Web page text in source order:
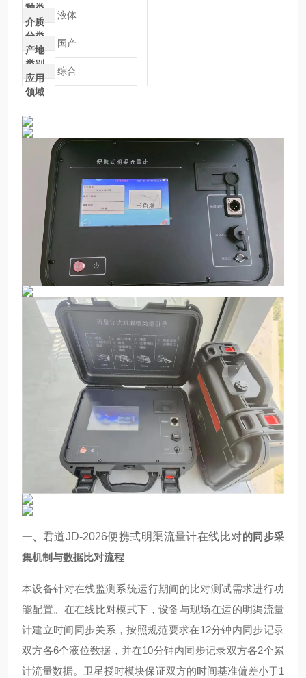
种类
介质
分类
液体
产地
类别
国产
应用
领域
综合
一、 君道JD-2026便携式明渠流量计在线比对的同步采
集机制与数据比对流程
本设备针对在线监测系统运行期间的比对测试需求进行功
能配置。在在线比对模式下，设备与现场在运的明渠流量
计建立时间同步关系，按照规范要求在12分钟内同步记录
双方各6个液位数据，并在10分钟内同步记录双方各2个累
计流量数据。卫星授时模块保证双方的时间基准偏差小于1